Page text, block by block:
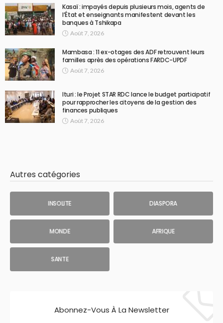
Kasaï : impayés depuis plusieurs mois, agents de
l’État et enseignants manifestent devant les
banques à Tshikapa
Août 7, 2026
Mambasa : 11 ex-otages des ADF retrouvent leurs
familles après des opérations FARDC-UPDF
Août 7, 2026
Ituri : le Projet STAR RDC lance le budget participatif
pour rapprocher les citoyens de la gestion des
finances publiques
Août 7, 2026
Autres catégories
INSOLITE DIASPORA
MONDE AFRIQUE
SANTE
Abonnez-Vous À La Newsletter